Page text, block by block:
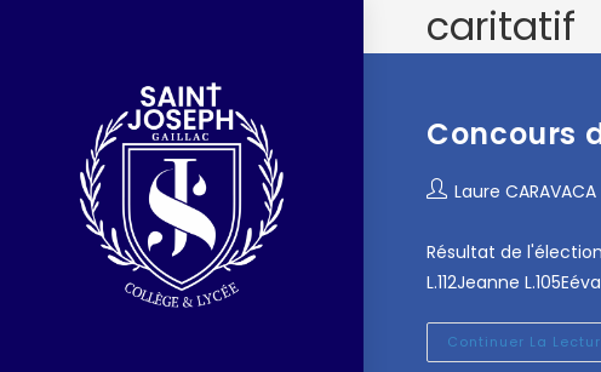
caritatif
Concours
Laure CARAVACA
Résultat de
L.112Jeanne
Continuer La